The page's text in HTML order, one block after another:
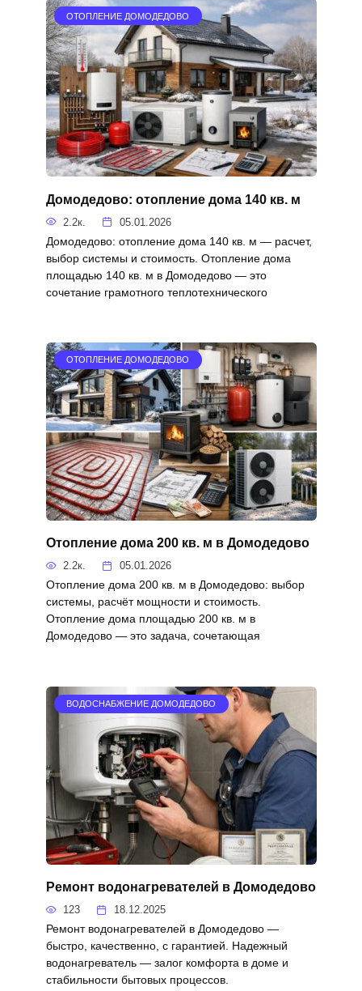
ОТОПЛЕНИЕ ДОМОДЕДОВО
Домодедово: отопление дома 140 кв. м
2.2к. 05.01.2026
Домодедово: отопление дома 140 кв. м — расчет,
выбор системы и стоимость. Отопление дома
площадью 140 кв. м в Домодедово — это
сочетание грамотного теплотехнического
ОТОПЛЕНИЕ ДОМОДЕДОВО
Отопление дома 200 кв. м в Домодедово
2.2к. 05.01.2026
Отопление дома 200 кв. м в Домодедово: выбор
системы, расчёт мощности и стоимость.
Отопление дома площадью 200 кв. м в
Домодедово — это задача, сочетающая
ВОДОСНАБЖЕНИЕ ДОМОДЕДОВО
Ремонт водонагревателей в Домодедово
123 18.12.2025
Ремонт водонагревателей в Домодедово —
быстро, качественно, с гарантией. Надежный
водонагреватель — залог комфорта в доме и
стабильности бытовых процессов.